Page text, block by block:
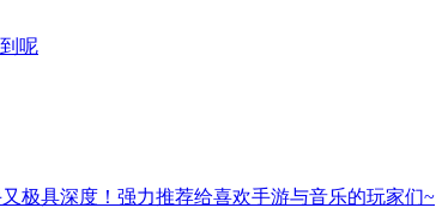
呢
极具深度！强力推荐给喜欢手游与音乐的玩家们~